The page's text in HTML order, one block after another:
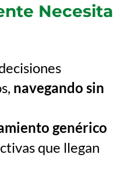
Necesita
navegando sin
genérico
que llegan